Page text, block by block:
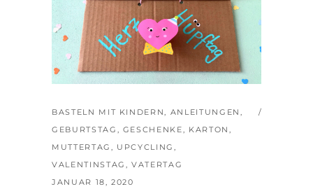
BASTELN MIT KINDERN, ANLEITUNGEN ,
GEBURTSTAG , GESCHENKE, KARTON ,
MUTTERTAG , UPCYCLING,
VALENTINSTAG ,VATERTAG
JANUAR 18, 2020